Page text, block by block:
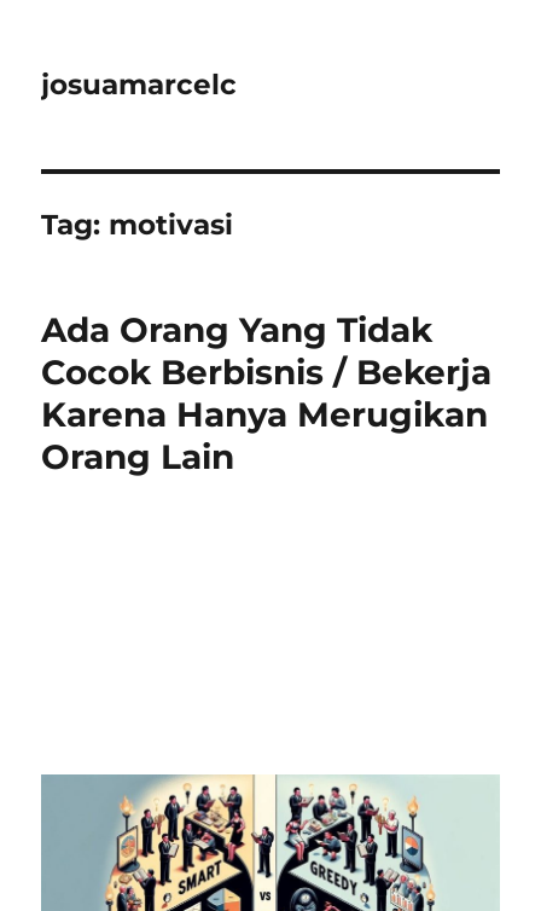
josuamarcelc
Tag: motivasi
Ada Orang Yang Tidak
Cocok Berbisnis / Bekerja
Karena Hanya Merugikan
Orang Lain